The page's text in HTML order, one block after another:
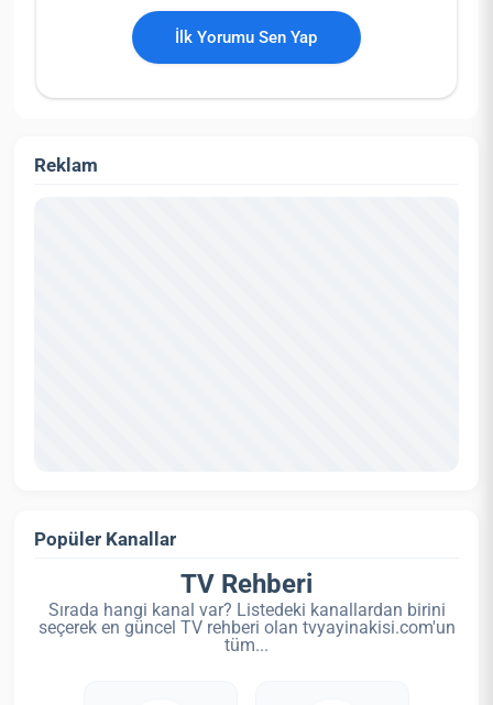
İlk Yorumu Sen Yap
Reklam
Popüler Kanallar
TV Rehberi
Sırada hangi kanal var? Listedeki kanallardan birini
seçerek en güncel TV rehberi olan tvyayinakisi.com'un
tüm...